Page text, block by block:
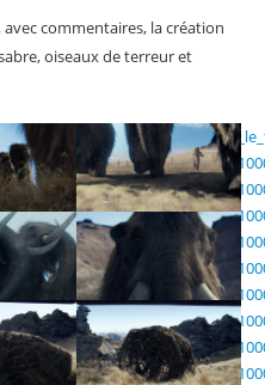
commentaires, la création
oiseaux de terreur et
10000_le_film/
animation_3d/10000_le_film/
animation_3d/10000_le_film/
animation_3d/10000_le_film/
animation_3d/10000_le_film/
animation_3d/10000_le_film/
animation_3d/10000_le_film/
animation_3d/10000_le_film/
animation_3d/10000_le_film/
animation_3d/10000_le_film/